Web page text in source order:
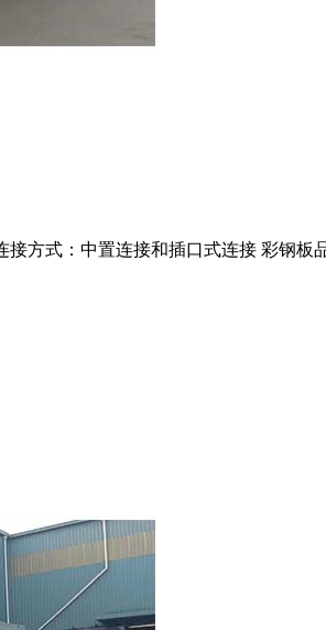
接方式：中置连接和插口式连接 彩钢